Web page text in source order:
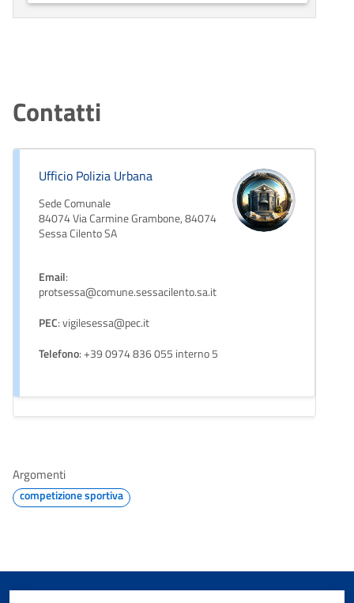
Contatti
Ufficio Polizia Urbana
Sede Comunale
84074 Via Carmine Grambone, 84074
Sessa Cilento SA
Email:
protsessa@comune.sessacilento.sa.it
PEC: vigilesessa@pec.it
Telefono: +39 0974 836 055 interno 5
Argomenti
competizione sportiva